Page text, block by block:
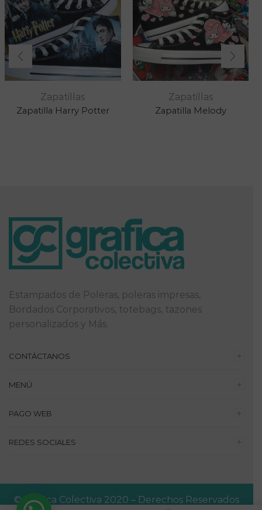
Zapatillas
Zapatilla Harry Potter
Zapatillas
Zapatilla Melody
Estampados de Poleras, poleras impresas,
Bordados Corporativos, totebags, tazones
personalizados y Más.
CONTÁCTANOS
MENÚ
PAGO WEB
REDES SOCIALES
© Gráfica Colectiva 2020 – Derechos Reservados